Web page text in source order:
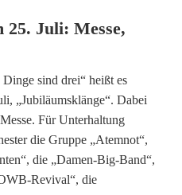
25. Juli: Messe,
sind drei“ heißt es
„Jubiläumsklänge“. Dabei
Für Unterhaltung
die Gruppe „Atemnot“,
die „Damen-Big-Band“,
Revival“, die